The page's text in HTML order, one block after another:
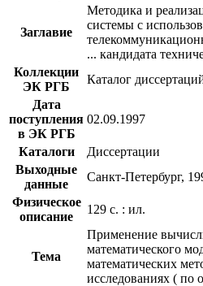
Заглавие
Методика и
системы с
... кандидата
Коллекции
ЭК РГБ
Каталог
Дата
поступления
в ЭК РГБ
02.09.1997
Каталоги
Диссертации
Выходные
данные
Санкт-Петербург,
Физическое
описание
129 с. : ил.
Тема
Применение
математического
математических
исследованиях ( по